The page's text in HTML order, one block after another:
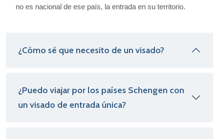
no es nacional de ese país, la entrada en su territorio.
¿Cómo sé que necesito de un visado?
¿Puedo viajar por los países Schengen con
un visado de entrada única?